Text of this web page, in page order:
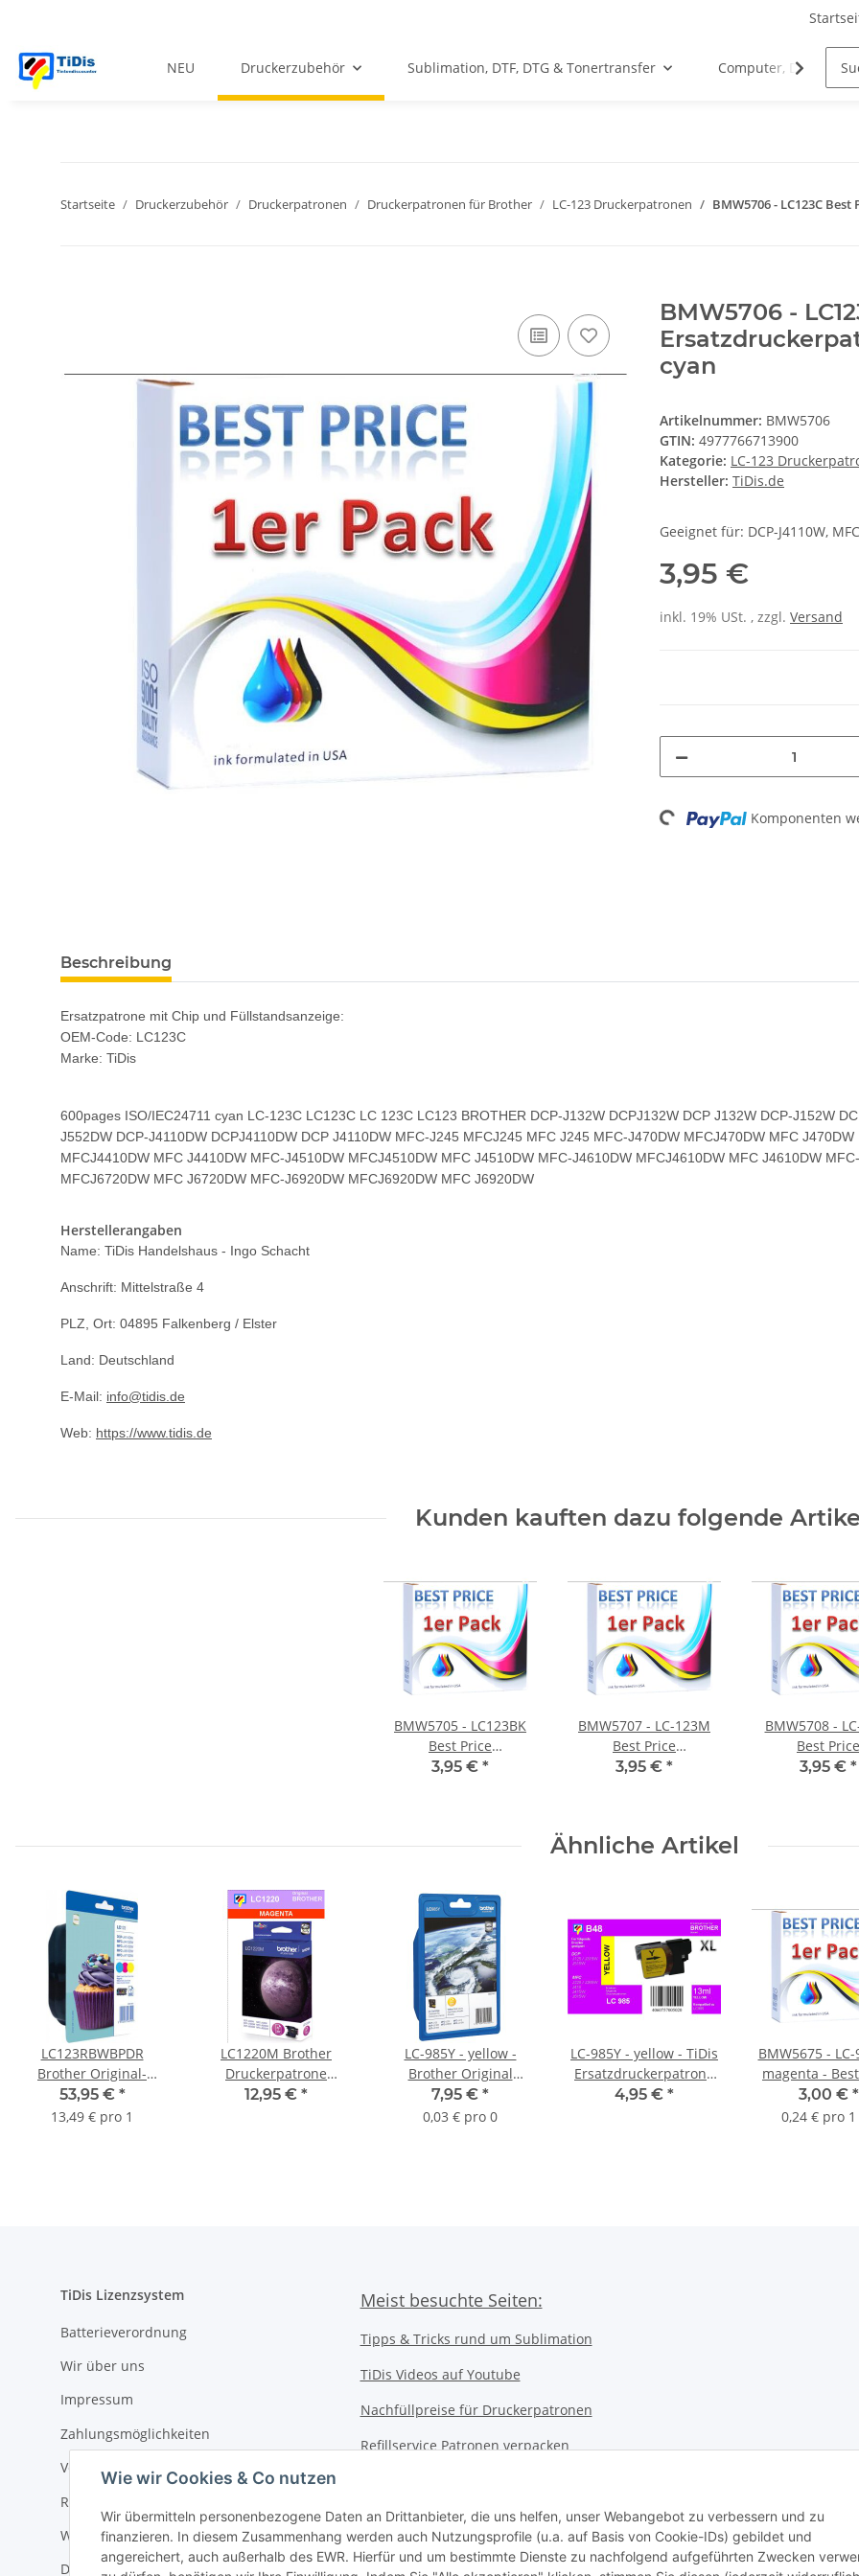
NEU Druckerzubehör Sublimation, DTF, DTG & Tonertransfer Computer, Drucker
Startseite Druckerzubehör Druckerpatronen Druckerpatronen für Brother LC-123 Druckerpatronen BMW5706 - LC123C
BMW5706 -
cyan
Artikelnummer: BMW5706
GTIN: 4977766713900
Kategorie: LC-123
Hersteller: TiDis.de
Geeignet für: DCP-J4110W,
3,95 €
inkl. 19% USt. , zzgl. Versand
Loading... Komponenten
Beschreibung
Ersatzpatrone mit Chip und Füllstandsanzeige:
OEM-Code: LC123C
Marke: TiDis
600pages ISO/IEC24711 cyan LC-123C LC123C LC 123C LC123 BROTHER DCP-J132W DCPJ132W DCP J132W DCP-J152W
J552DW DCP-J4110DW DCPJ4110DW DCP J4110DW MFC-J245 MFCJ245 MFC J245 MFC-J470DW MFCJ470DW MFC
MFCJ4410DW MFC J4410DW MFC-J4510DW MFCJ4510DW MFC J4510DW MFC-J4610DW MFCJ4610DW MFC J4610DW
MFCJ6720DW MFC J6720DW MFC-J6920DW MFCJ6920DW MFC J6920DW
Herstellerangaben
Name: TiDis Handelshaus - Ingo Schacht
Anschrift: Mittelstraße 4
PLZ, Ort: 04895 Falkenberg / Elster
Land: Deutschland
E-Mail: info@tidis.de
Web: https://www.tidis.de
Kunden kauften dazu folgende
BMW5705 - LC123BK
Best Price
Ersatzdruckerpatrone
3,95 € *
BMW5707 - LC-123M
Best Price
Ersatzdruckerpatrone
3,95 € *
BMW5708 -
Best Price
3,95 € *
Ähnliche Artikel
LC123RBWBPDR
Brother Original-
Druckerpatrone
Valuepack LC-123VALBP
53,95 € *
13,49 € pro 1
LC1220M Brother
Druckerpatrone
Magenta mit 300 Seiten
12,95 € *
LC-985Y - yellow -
Brother Original
Druckerpatrone für ca.
260 Seiten
7,95 € *
0,03 € pro 0
LC-985Y - yellow - TiDis
Ersatzdruckerpatrone
für ca. 400 Seiten
4,95 € *
BMW5675 -
magenta -
mit 12,5ml
3,00 € *
0,24 € pro
TiDis Lizenzsystem
Batterieverordnung
Wir über uns
Impressum
Zahlungsmöglichkeiten
Versandkosten
Retouren / Rückgabe
Widerrufsrecht
Datenschutz
Meist besuchte Seiten:
Tipps & Tricks rund um Sublimation
TiDis Videos auf Youtube
Nachfüllpreise für Druckerpatronen
Refillservice Patronen verpacken
TiDis PC & Notebookwerkstatt
TiDis eScooter Werkstatt
Wie wir Cookies & Co nutzen
Wir übermitteln personenbezogene Daten an Drittanbieter, die uns helfen, unser Webangebot zu verbessern und zu
finanzieren. In diesem Zusammenhang werden auch Nutzungsprofile (u.a. auf Basis von Cookie-IDs) gebildet und
angereichert, auch außerhalb des EWR. Hierfür und um bestimmte Dienste zu nachfolgend aufgeführten Zwecken